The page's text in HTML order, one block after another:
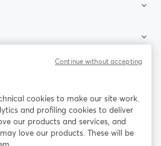
Facebook
wird in einem neuen Tab geöffnet
X (Twitter)
cookies to make our site work.
and profiling cookies to deliver
our products and services, and
love our products. These will be
Continue without accepting